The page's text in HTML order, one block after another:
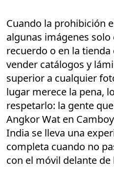
Cuando la prohibición
algunas imágenes solo
recuerdo o en la
vender catálogos y
superior a cualquier
lugar merece la pena,
respetarlo: la gente
Angkor Wat en
India se lleva una
completa cuando no
con el móvil delante de